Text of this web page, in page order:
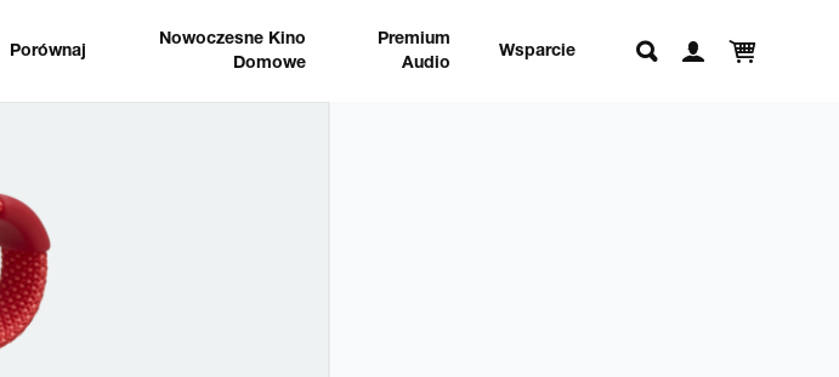
Porównaj
Nowoczesne Kino
Domowe
Premium
Audio
Wsparcie